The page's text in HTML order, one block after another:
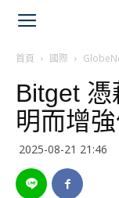
首頁 國際
Bitget
明而增
2025-08-21 21:46